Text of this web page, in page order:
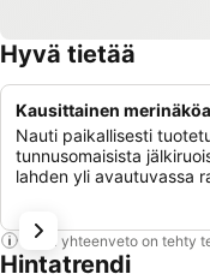
Hyvä tietää
Kausittainen
Nauti paikallisesti
tunnusomaisista
lahden yli avautuvassa
Tämä yhteenveto on tehty
Hintatrendi